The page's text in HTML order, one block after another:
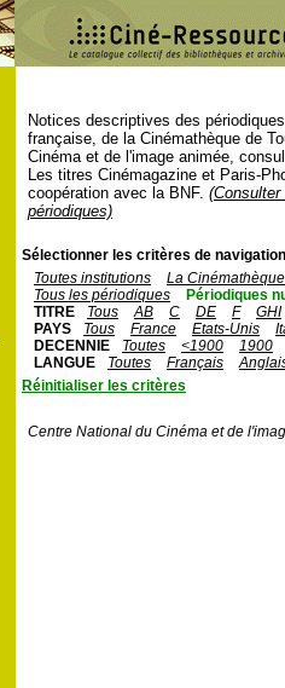
Notices descriptives des
française, de la Cinémathèque de
Cinéma et de l'image animée,
Les titres Cinémagazine et Paris-
coopération avec la BNF.
périodiques)
Sélectionner les critères de
Toutes institutions
La
Tous les périodiques
Périodiques
TITRE
Tous AB C DE F
GHI
PAYS
Tous France Etats-Unis
DECENNIE
Toutes <1900
1900
LANGUE
Toutes Français
Réinitialiser les critères
Centre National du Cinéma et de